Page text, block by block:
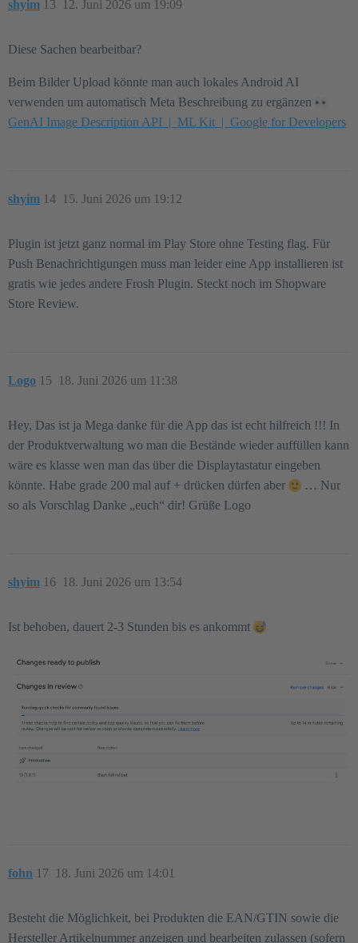
shyim 12. Juni 2026 um 19:09
13
Diese Sachen bearbeitbar?
Beim Bilder Upload könnte man auch lokales Android AI
verwenden um automatisch Meta Beschreibung zu ergänzen
GenAI Image Description API | ML Kit | Google for Developers
shyim 15. Juni 2026 um 19:12
14
Plugin ist jetzt ganz normal im Play Store ohne Testing flag. Für
Push Benachrichtigungen muss man leider eine App installieren ist
gratis wie jedes andere Frosh Plugin. Steckt noch im Shopware
Store Review.
Logo 18. Juni 2026 um 11:38
15
Hey, Das ist ja Mega danke für die App das ist echt hilfreich !!! In
der Produktverwaltung wo man die Bestände wieder auffüllen kann
wäre es klasse wen man das über die Displaytastatur eingeben
könnte. Habe grade 200 mal auf + drücken dürfen aber
… Nur
so als Vorschlag Danke „euch“ dir! Grüße Logo
shyim 18. Juni 2026 um 13:54
16
Ist behoben, dauert 2-3 Stunden bis es ankommt
fohn 18. Juni 2026 um 14:01
17
Besteht die Möglichkeit, bei Produkten die EAN/GTIN sowie die
Hersteller Artikelnummer anzeigen und bearbeiten zulassen (sofern